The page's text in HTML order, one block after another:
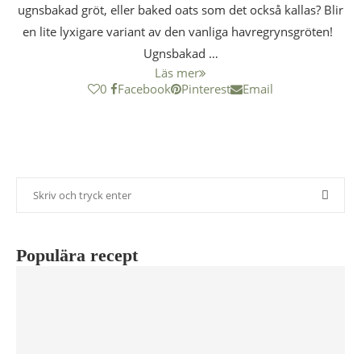
ugnsbakad gröt, eller baked oats som det också kallas? Blir
en lite lyxigare variant av den vanliga havregrynsgröten!
Ugnsbakad …
Läs mer
0
Facebook Pinterest Email
Populära recept